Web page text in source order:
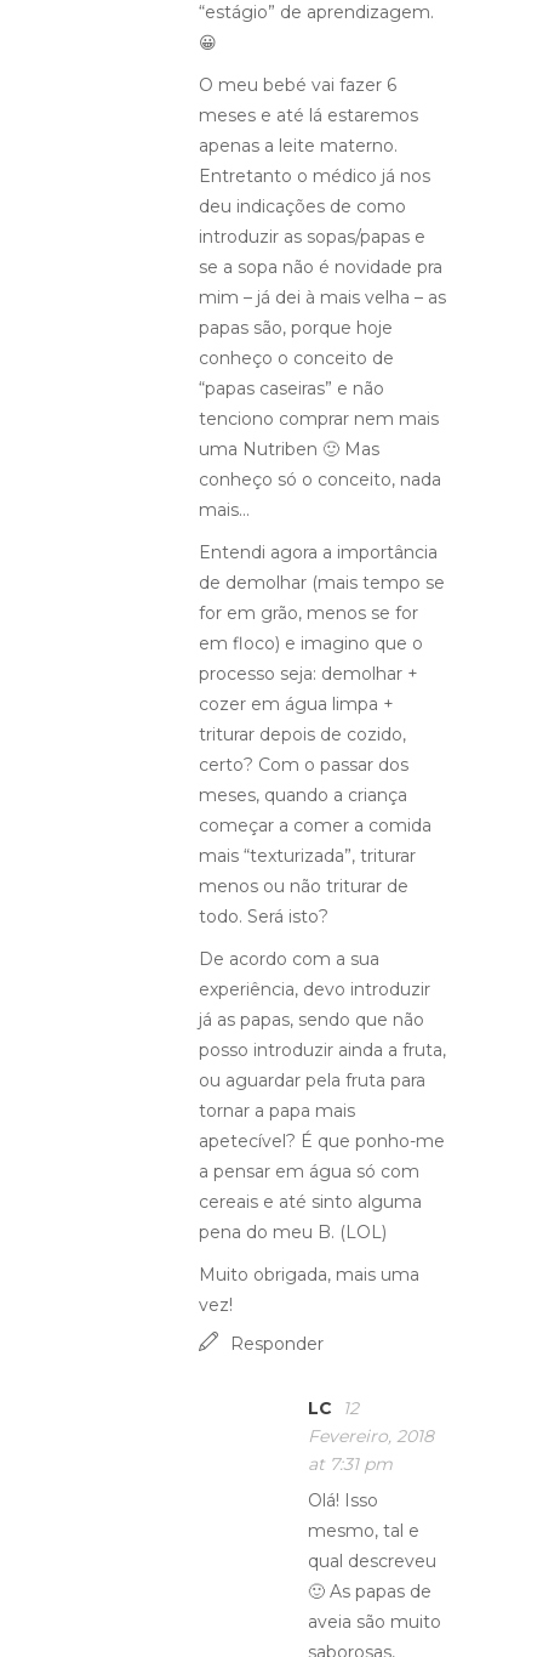
“estágio” de aprendizagem.
😀
O meu bebé vai fazer 6
meses e até lá estaremos
apenas a leite materno.
Entretanto o médico já nos
deu indicações de como
introduzir as sopas/papas e
se a sopa não é novidade pra
mim – já dei à mais velha – as
papas são, porque hoje
conheço o conceito de
“papas caseiras” e não
tenciono comprar nem mais
uma Nutriben 🙂 Mas
conheço só o conceito, nada
mais…
Entendi agora a importância
de demolhar (mais tempo se
for em grão, menos se for
em floco) e imagino que o
processo seja: demolhar +
cozer em água limpa +
triturar depois de cozido,
certo? Com o passar dos
meses, quando a criança
começar a comer a comida
mais “texturizada”, triturar
menos ou não triturar de
todo. Será isto?
De acordo com a sua
experiência, devo introduzir
já as papas, sendo que não
posso introduzir ainda a fruta,
ou aguardar pela fruta para
tornar a papa mais
apetecível? É que ponho-me
a pensar em água só com
cereais e até sinto alguma
pena do meu B. (LOL)
Muito obrigada, mais uma
vez!
Responder
LC
12
Fevereiro, 2018
at 7:31 pm
Olá! Isso
mesmo, tal e
qual descreveu
🙂 As papas de
aveia são muito
saborosas,